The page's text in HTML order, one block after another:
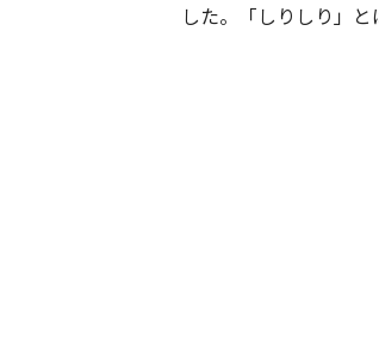
した。「しりしり」